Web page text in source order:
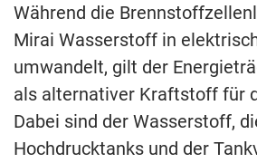
Während die
Mirai Wasserstoff in
umwandelt, gilt der
als alternativer Kraftstoff für
Dabei sind der Wasserstoff,
Hochdrucktanks und der